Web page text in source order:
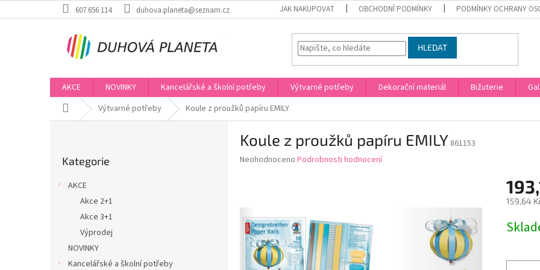
na
607 656 114 duhova.planeta@seznam.cz JAK NAKUPOVAT OBCHODNÍ PODMÍNKY PODMÍNKY OCHRANY
HLEDAT
AKCE NOVINKY Kancelářské a školní potřeby Výtvarné potřeby Dekorační materiál Bižuterie
Domů Výtvarné potřeby Koule z proužků papíru EMILY
kategorie
Kategorie
AKCE
Akce 2+1
Akce 3+1
Výprodej
NOVINKY
Kancelářské a školní potřeby
Koule z proužků papíru EMILY 861153
Průměrné
0,0
z
hvězdiček.
Neohodnoceno Podrobnosti hodnocení
159,64
cena: